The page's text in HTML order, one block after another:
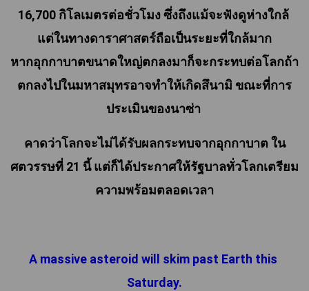
16,700 กิโลเมตรต่อชั่วโมง ซึ่งถึงแม้จะฟังดูห่างใกล้
แต่ในทางดาราศาสตร์ถือเป็นระยะที่ใกล้มาก
หากอุกกาบาตขนาดใหญ่ตกลงมาก็จะกระทบต่อโลกถ้า
ตกลงไปในมหาสมุทรอาจทำให้เกิดสึนามิ ขณะที่การ
ประเมินของนาซ่า
คาดว่าโลกจะไม่ได้รับผลกระทบจากอุกกาบาต ใน
ศตวรรษที่ 21 นี้ แต่ก็ได้ประกาศให้รัฐบาลทั่วโลกเตรียม
ความพร้อมตลอดเวลา
A massive asteroid will skim past Earth this
Saturday.